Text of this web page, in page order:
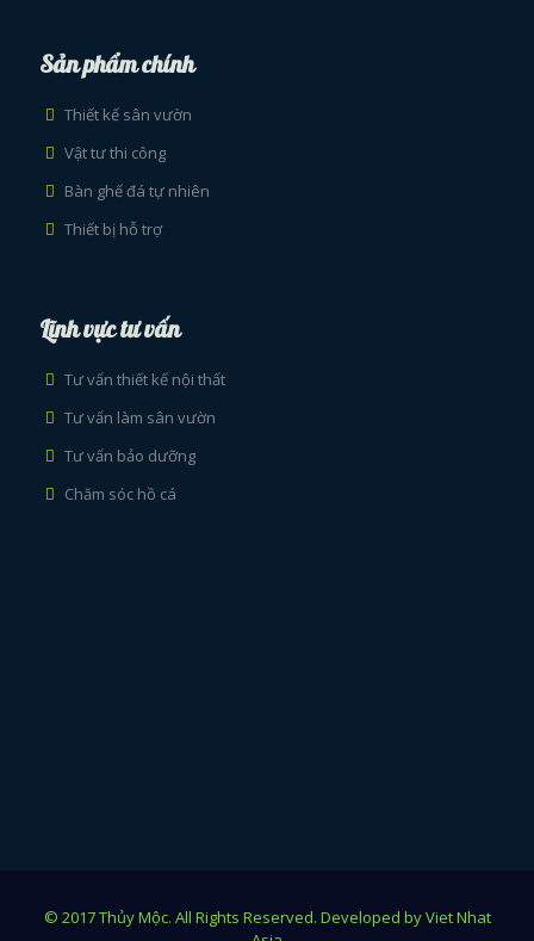
Sản phẩm chính
Thiết kế sân vườn
Vật tư thi công
Bàn ghế đá tự nhiên
Thiết bị hỗ trợ
Lĩnh vực tư vấn
Tư vấn thiết kế nội thất
Tư vấn làm sân vườn
Tư vấn bảo dưỡng
Chăm sóc hồ cá
© 2017 Thủy Mộc. All Rights Reserved. Developed by Viet Nhat